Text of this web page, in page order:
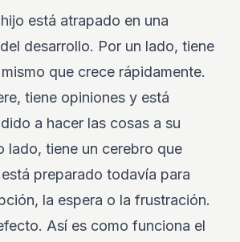
está atrapado en una
desarrollo. Por un lado, tiene
que crece rápidamente.
tiene opiniones y está
a hacer las cosas a su
lado, tiene un cerebro que
preparado todavía para
la espera o la frustración.
Así es como funciona el